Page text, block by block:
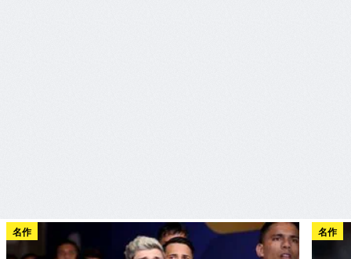
名作 名作